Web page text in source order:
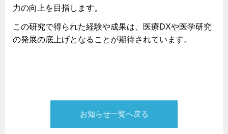
力の向上を目指します。
この研究で得られた経験や成果は、医療DXや医学研究
の発展の底上げとなることが期待されています。
お知らせ一覧へ戻る